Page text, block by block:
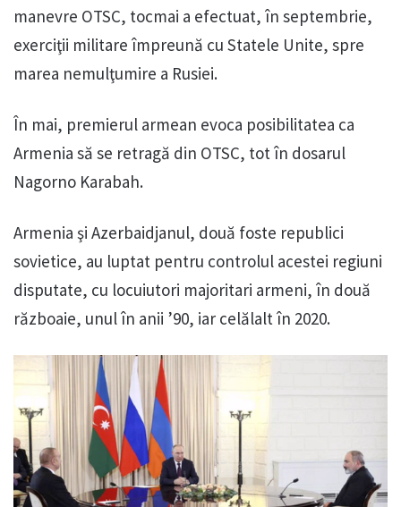
manevre OTSC, tocmai a efectuat, în septembrie,
exerciţii militare împreună cu Statele Unite, spre
marea nemulţumire a Rusiei.
În mai, premierul armean evoca posibilitatea ca
Armenia să se retragă din OTSC, tot în dosarul
Nagorno Karabah.
Armenia şi Azerbaidjanul, două foste republici
sovietice, au luptat pentru controlul acestei regiuni
disputate, cu locuiutori majoritari armeni, în două
războaie, unul în anii ’90, iar celălalt în 2020.